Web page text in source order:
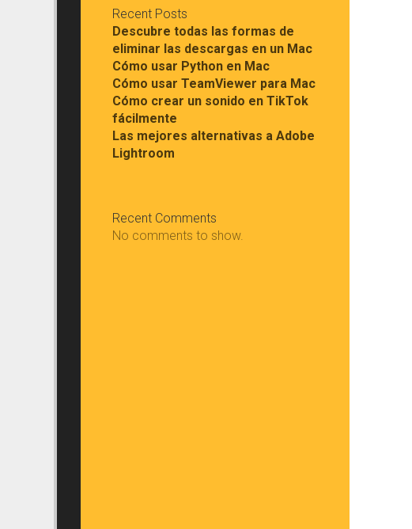
Recent Posts
Descubre todas las formas de
eliminar las descargas en un Mac
Cómo usar Python en Mac
Cómo usar TeamViewer para Mac
Cómo crear un sonido en TikTok
fácilmente
Las mejores alternativas a Adobe
Lightroom
Recent Comments
No comments to show.